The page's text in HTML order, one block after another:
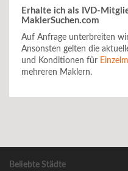
Erhalte ich als IVD-
MaklerSuchen.com
Auf Anfrage unterbreiten
Ansonsten gelten die
und Konditionen für
mehreren Maklern.
Beliebte Städte